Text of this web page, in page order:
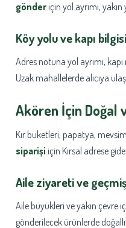
gönder için yol ayrımı,
Köy yolu ve kapı bilgisi
Adres notuna yol ayrımı,
Uzak mahallelerde alıcıya
Akören İçin Doğal
Kır buketleri, papatya,
siparişi için Kırsal adrese
Aile ziyareti ve
Aile büyükleri ve yakın çevre
gönderilecek ürünlerde